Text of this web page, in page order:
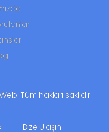
Tüm hakları saklıdır.
Bize Ulaşın